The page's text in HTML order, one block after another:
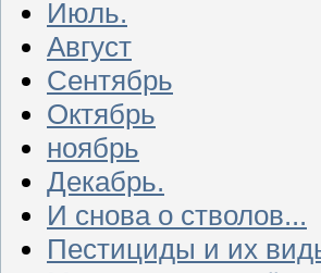
Июль.
Август
Сентябрь
Октябрь
ноябрь
Декабрь.
И снова о стволов...
Пестициды и их